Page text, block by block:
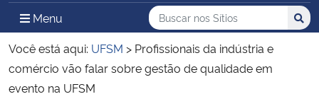
Ministério da Defesa
Ministério das Relações Exteriores
Ministério da Economia
Menu Menu Principal do Sítio
Busca
Buscar no nos Sítios
Busca:
Você está aqui: UFSM > Profissionais da indústria e
comércio vão falar sobre gestão de qualidade em
evento na UFSM